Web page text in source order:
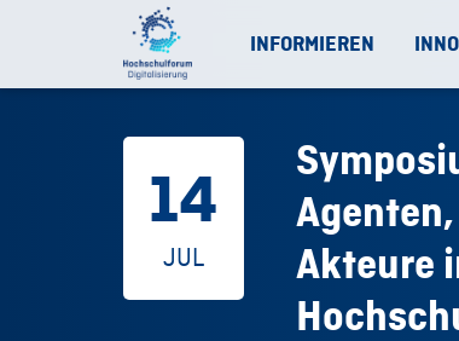
INFORMIEREN
14
JUL
Akteure